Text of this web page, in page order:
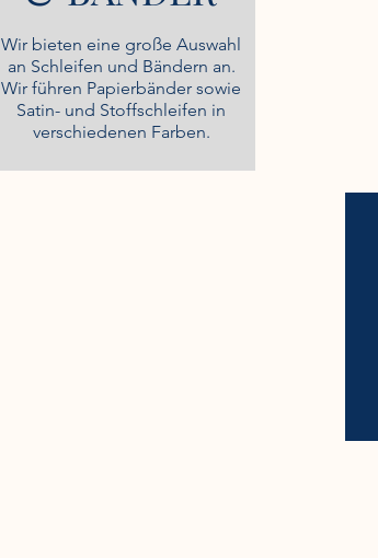
Wir bieten eine große Auswahl
an Schleifen und Bändern an.
Wir führen Papierbänder sowie
Satin- und Stoffschleifen in
verschiedenen Farben.